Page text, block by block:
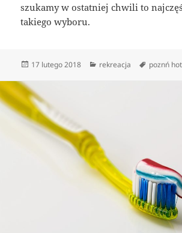
szukamy w ostatniej chwili to
takiego wyboru.
Data
17 lutego 2018 Kategorie
rekreacja Tagi
poznń